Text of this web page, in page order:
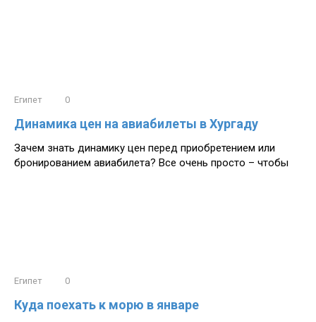
Египет 0
Динамика цен на авиабилеты в Хургаду
Зачем знать динамику цен перед приобретением или
бронированием авиабилета? Все очень просто – чтобы
Египет 0
Куда поехать к морю в январе